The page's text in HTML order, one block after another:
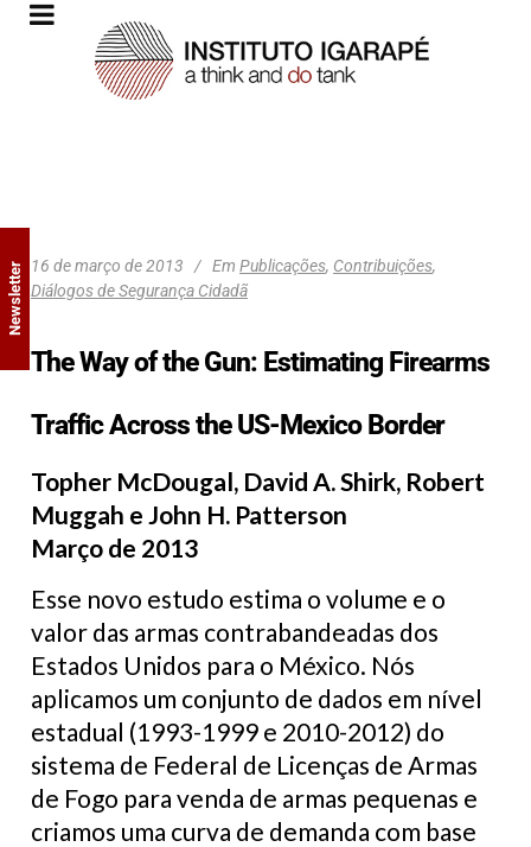
16 de março de 2013 Em Publicações, Contribuições,
Diálogos de Segurança Cidadã
The Way of the Gun: Estimating Firearms
Traffic Across the US-Mexico Border
Topher McDougal, David A. Shirk, Robert
Muggah e John H. Patterson
Março de 2013
Esse novo estudo estima o volume e o
valor das armas contrabandeadas dos
Estados Unidos para o México. Nós
aplicamos um conjunto de dados em nível
estadual (1993-1999 e 2010-2012) do
sistema de Federal de Licenças de Armas
de Fogo para venda de armas pequenas e
criamos uma curva de demanda com base
Newsletter